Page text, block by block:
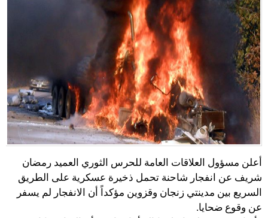
أعلن مسؤول العلاقات العامة للحرس الثوري العميد رمضان
شريف عن انفجار شاحنة تحمل ذخيرة عسكرية على الطريق
السريع بين مدينتي زنجان وقزوين مؤكداً أن الانفجار لم يسفر
عن وقوع ضحايا.